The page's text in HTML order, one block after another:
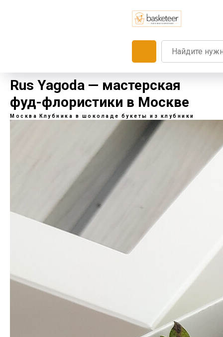
Rus Yagoda — мастерская
фуд-флористики в Москве
Москва Клубника в шоколаде букеты из клубники